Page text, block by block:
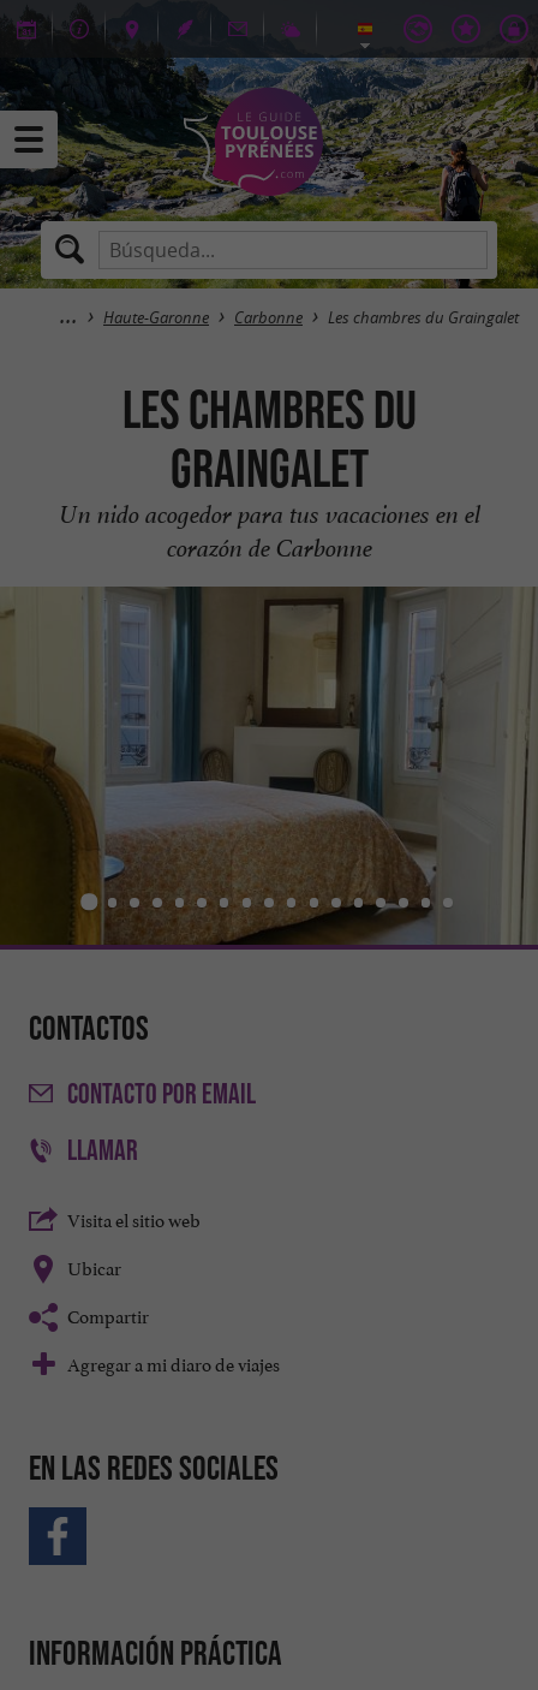
Haute-Garonne Carbonne Les chambres du Graingalet
Les chambres du
Graingalet
Un nido acogedor para tus vacaciones en el
corazón de Carbonne
Contactos
CONTACTO POR EMAIL
LLAMAR
Visita el sitio web
Ubicar
Compartir
Agregar a mi diaro de viajes
En las redes sociales
Información práctica